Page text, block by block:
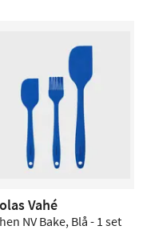
Vahé
NV Bake, Blå - 1 set